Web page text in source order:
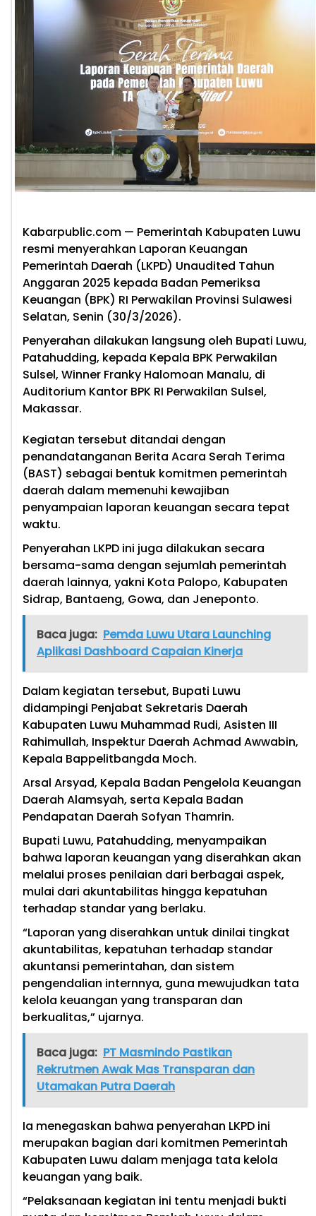
Kabarpublic.com — Pemerintah Kabupaten Luwu
resmi menyerahkan Laporan Keuangan
Pemerintah Daerah (LKPD) Unaudited Tahun
Anggaran 2025 kepada Badan Pemeriksa
Keuangan (BPK) RI Perwakilan Provinsi Sulawesi
Selatan, Senin (30/3/2026).
Penyerahan dilakukan langsung oleh Bupati Luwu,
Patahudding, kepada Kepala BPK Perwakilan
Sulsel, Winner Franky Halomoan Manalu, di
Auditorium Kantor BPK RI Perwakilan Sulsel,
Makassar.
Kegiatan tersebut ditandai dengan
penandatanganan Berita Acara Serah Terima
(BAST) sebagai bentuk komitmen pemerintah
daerah dalam memenuhi kewajiban
penyampaian laporan keuangan secara tepat
waktu.
Penyerahan LKPD ini juga dilakukan secara
bersama-sama dengan sejumlah pemerintah
daerah lainnya, yakni Kota Palopo, Kabupaten
Sidrap, Bantaeng, Gowa, dan Jeneponto.
Baca juga: Pemda Luwu Utara Launching
Aplikasi Dashboard Capaian Kinerja
Dalam kegiatan tersebut, Bupati Luwu
didampingi Penjabat Sekretaris Daerah
Kabupaten Luwu Muhammad Rudi, Asisten III
Rahimullah, Inspektur Daerah Achmad Awwabin,
Kepala Bappelitbangda Moch.
Arsal Arsyad, Kepala Badan Pengelola Keuangan
Daerah Alamsyah, serta Kepala Badan
Pendapatan Daerah Sofyan Thamrin.
Bupati Luwu, Patahudding, menyampaikan
bahwa laporan keuangan yang diserahkan akan
melalui proses penilaian dari berbagai aspek,
mulai dari akuntabilitas hingga kepatuhan
terhadap standar yang berlaku.
“Laporan yang diserahkan untuk dinilai tingkat
akuntabilitas, kepatuhan terhadap standar
akuntansi pemerintahan, dan sistem
pengendalian internnya, guna mewujudkan tata
kelola keuangan yang transparan dan
berkualitas,” ujarnya.
Baca juga: PT Masmindo Pastikan
Rekrutmen Awak Mas Transparan dan
Utamakan Putra Daerah
Ia menegaskan bahwa penyerahan LKPD ini
merupakan bagian dari komitmen Pemerintah
Kabupaten Luwu dalam menjaga tata kelola
keuangan yang baik.
“Pelaksanaan kegiatan ini tentu menjadi bukti